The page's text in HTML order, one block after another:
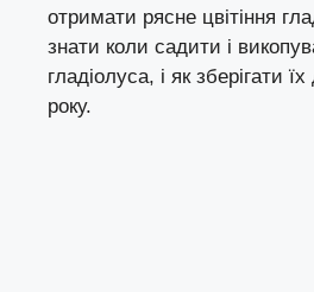
отримати рясне цвітіння
знати коли садити і
гладіолуса, і як зберігати
року.